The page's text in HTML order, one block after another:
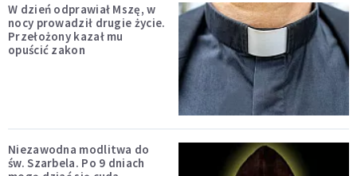
W dzień odprawiał Mszę, w
nocy prowadził drugie życie.
Przełożony kazał mu
opuścić zakon
Niezawodna modlitwa do
św. Szarbela. Po 9 dniach